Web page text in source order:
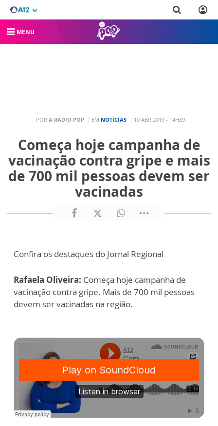
MENU
POR A RÁDIO POP EM NOTÍCIAS 10 ABR 2019 - 14H39
Começa hoje campanha de
vacinação contra gripe e mais
de 700 mil pessoas devem ser
vacinadas
Confira os destaques do Jornal Regional
Rafaela Oliveira: Começa hoje campanha de
vacinação contra gripe. Mais de 700 mil pessoas
devem ser vacinadas na região.